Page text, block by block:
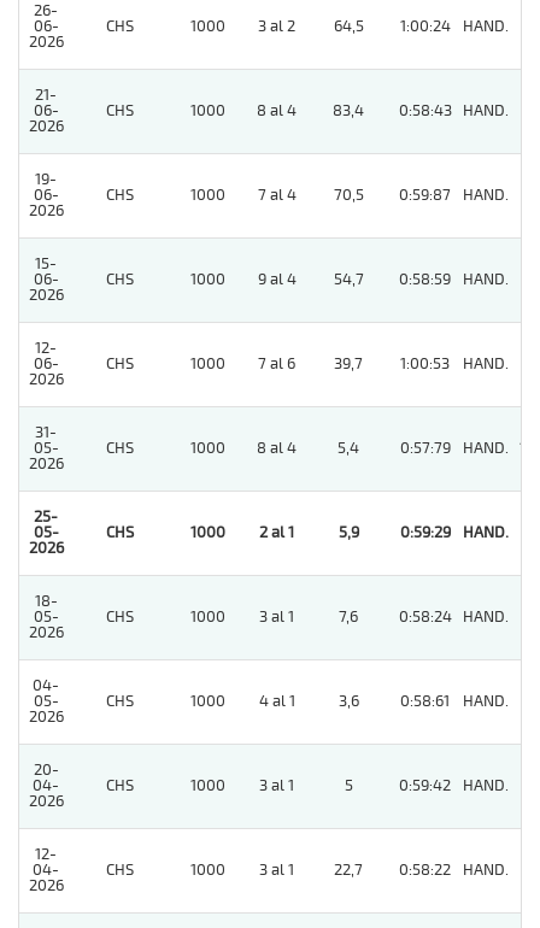
26-
06-
2026
CHS 1000 3 al 2 64,5 1:00:24 HAND.
21-
06-
2026
CHS 1000 8 al 4 83,4 0:58:43 HAND.
19-
06-
2026
CHS 1000 7 al 4 70,5 0:59:87 HAND.
15-
06-
2026
CHS 1000 9 al 4 54,7 0:58:59 HAND.
12-
06-
2026
CHS 1000 7 al 6 39,7 1:00:53 HAND.
31-
05-
2026
CHS 1000 8 al 4 5,4 0:57:79 HAND. 12
25-
05-
2026
CHS 1000 2 al 1 5,9 0:59:29 HAND.
18-
05-
2026
CHS 1000 3 al 1 7,6 0:58:24 HAND.
04-
05-
2026
CHS 1000 4 al 1 3,6 0:58:61 HAND.
20-
04-
2026
CHS 1000 3 al 1 5 0:59:42 HAND.
12-
04-
2026
CHS 1000 3 al 1 22,7 0:58:22 HAND.